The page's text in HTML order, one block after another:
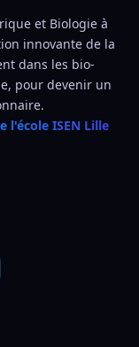
et Biologie à
innovante de la
dans les bio-
pour devenir un
l'école ISEN Lille